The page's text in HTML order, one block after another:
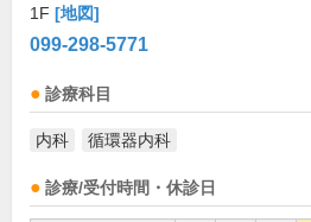
1F [地図]
099-298-5771
診療科目
内科 循環器内科
診療/受付時間・休診日